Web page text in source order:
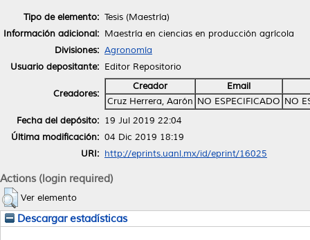
Tipo de elemento: Tesis (Maestría)
Información adicional: Maestría en ciencias en producción agrícola
Divisiones: Agronomía
Usuario depositante: Editor Repositorio
Creadores:
Creador
Email
Cruz Herrera, Aarón NO ESPECIFICADO NO
Fecha del depósito: 19 Jul 2019 22:04
Última modificación: 04 Dic 2019 18:19
URI: http://eprints.uanl.mx/id/eprint/16025
Actions (login required)
Ver elemento
Descargar estadísticas